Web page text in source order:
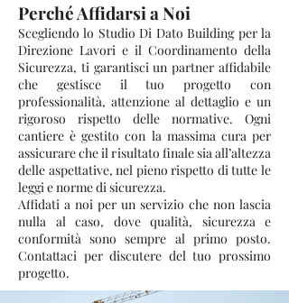
Perché Affidarsi a Noi
Scegliendo lo Studio Di Dato Building per la
Direzione Lavori e il Coordinamento della
Sicurezza, ti garantisci un partner affidabile
che gestisce il tuo progetto con
professionalità, attenzione al dettaglio e un
rigoroso rispetto delle normative. Ogni
cantiere è gestito con la massima cura per
assicurare che il risultato finale sia all’altezza
delle aspettative, nel pieno rispetto di tutte le
leggi e norme di sicurezza.
Affidati a noi per un servizio che non lascia
nulla al caso, dove qualità, sicurezza e
conformità sono sempre al primo posto.
Contattaci per discutere del tuo prossimo
progetto.